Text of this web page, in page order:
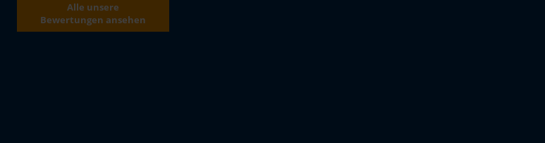
Alle unsere
Bewertungen ansehen